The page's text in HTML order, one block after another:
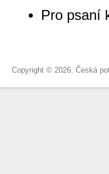
Pro psaní
Copyright © 2026, Česká